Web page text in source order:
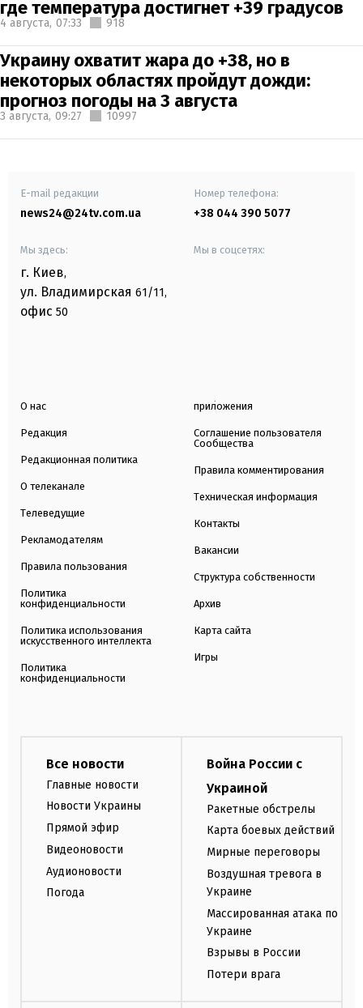
где температура достигнет +39 градусов
4 августа, 07:33 918
Украину охватит жара до +38, но в
некоторых областях пройдут дожди:
прогноз погоды на 3 августа
3 августа, 09:27 10997
E-mail редакции
news24@24tv.com.ua
Номер телефона:
+38 044 390 5077
Мы здесь:
г. Киев,
ул. Владимирская 61/11,
офис 50
Мы в соцсетях:
О нас
Редакция
Редакционная политика
О телеканале
Телеведущие
Рекламодателям
Правила пользования
Политика
конфиденциальности
Политика использования
искусственного интеллекта
Политика
конфиденциальности
приложения
Соглашение пользователя
Сообщества
Правила комментирования
Техническая информация
Контакты
Вакансии
Структура собственности
Архив
Карта сайта
Игры
Все новости
Главные новости
Новости Украины
Прямой эфир
Видеоновости
Аудионовости
Погода
Война России с
Украиной
Ракетные обстрелы
Карта боевых действий
Мирные переговоры
Воздушная тревога в
Украине
Массированная атака по
Украине
Взрывы в России
Потери врага